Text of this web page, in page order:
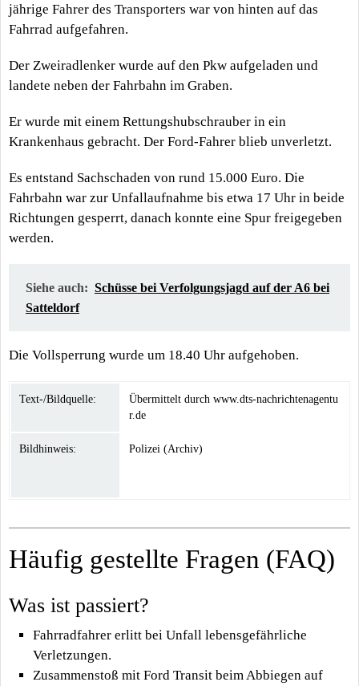
jährige Fahrer des Transporters war von hinten auf das
Fahrrad aufgefahren.
Der Zweiradlenker wurde auf den Pkw aufgeladen und
landete neben der Fahrbahn im Graben.
Er wurde mit einem Rettungshubschrauber in ein
Krankenhaus gebracht. Der Ford-Fahrer blieb unverletzt.
Es entstand Sachschaden von rund 15.000 Euro. Die
Fahrbahn war zur Unfallaufnahme bis etwa 17 Uhr in beide
Richtungen gesperrt, danach konnte eine Spur freigegeben
werden.
Siehe auch: Schüsse bei Verfolgungsjagd auf der A6 bei
Satteldorf
Die Vollsperrung wurde um 18.40 Uhr aufgehoben.
Text-/Bildquelle:
Übermittelt durch www.dts-nachrichtenagentu
r.de
Bildhinweis: Polizei (Archiv)
Häufig gestellte Fragen (FAQ)
Was ist passiert?
Fahrradfahrer erlitt bei Unfall lebensgefährliche
Verletzungen.
Zusammenstoß mit Ford Transit beim Abbiegen auf